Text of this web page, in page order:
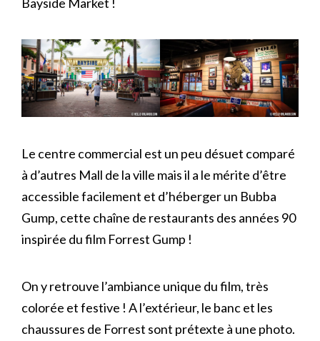
Le centre commercial est un peu désuet comparé
à d’autres Mall de la ville mais il a le mérite d’être
accessible facilement et d’héberger un Bubba
Gump, cette chaîne de restaurants des années 90
inspirée du film Forrest Gump !
On y retrouve l’ambiance unique du film, très
colorée et festive ! A l’extérieur, le banc et les
chaussures de Forrest sont prétexte à une photo.